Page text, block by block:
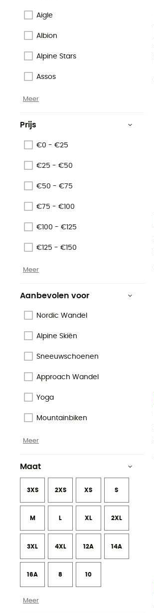
Aigle
Albion
Alpine Stars
Assos
Meer
Prijs
€0 - €25
€25 - €50
€50 - €75
€75 - €100
€100 - €125
€125 - €150
Meer
Aanbevolen voor
Nordic Wandel
Alpine Skiën
Sneeuwschoenen
Approach Wandel
Yoga
Mountainbiken
Meer
Maat
3XS 2XS XS S
M L XL 2XL
3XL 4XL 12A 14A
16A 8 10
Meer